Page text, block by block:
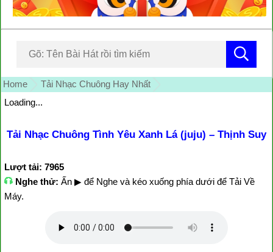
Home
Tải Nhạc Chuông Hay Nhất
Loading...
Tải Nhạc Chuông Tình Yêu Xanh Lá (juju) – Thịnh Suy
Lượt tải: 7965
Nghe thử: Ấn ▶ để Nghe và kéo xuống phía dưới để Tải Về
Máy.